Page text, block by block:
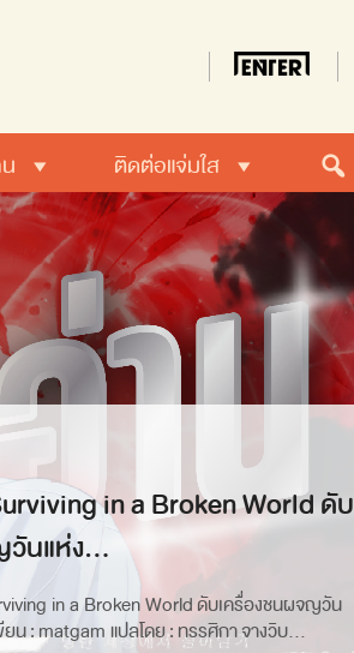
ติดต่อแจ่มใส
in a Broken World ดับ
นแห่ง...
in a Broken World ดับเครื่องชนผจญวัน
ยน : matgam แปลโดย : ทรรศิกา จางวิบ...